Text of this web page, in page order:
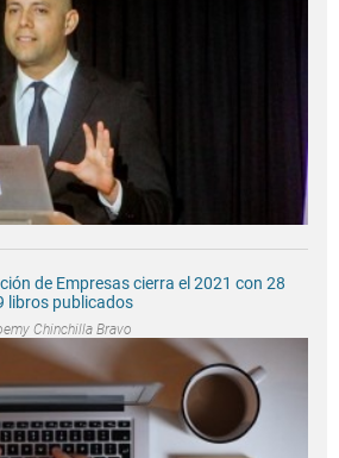
de Empresas cierra el 2021 con 28
libros publicados
Chinchilla Bravo